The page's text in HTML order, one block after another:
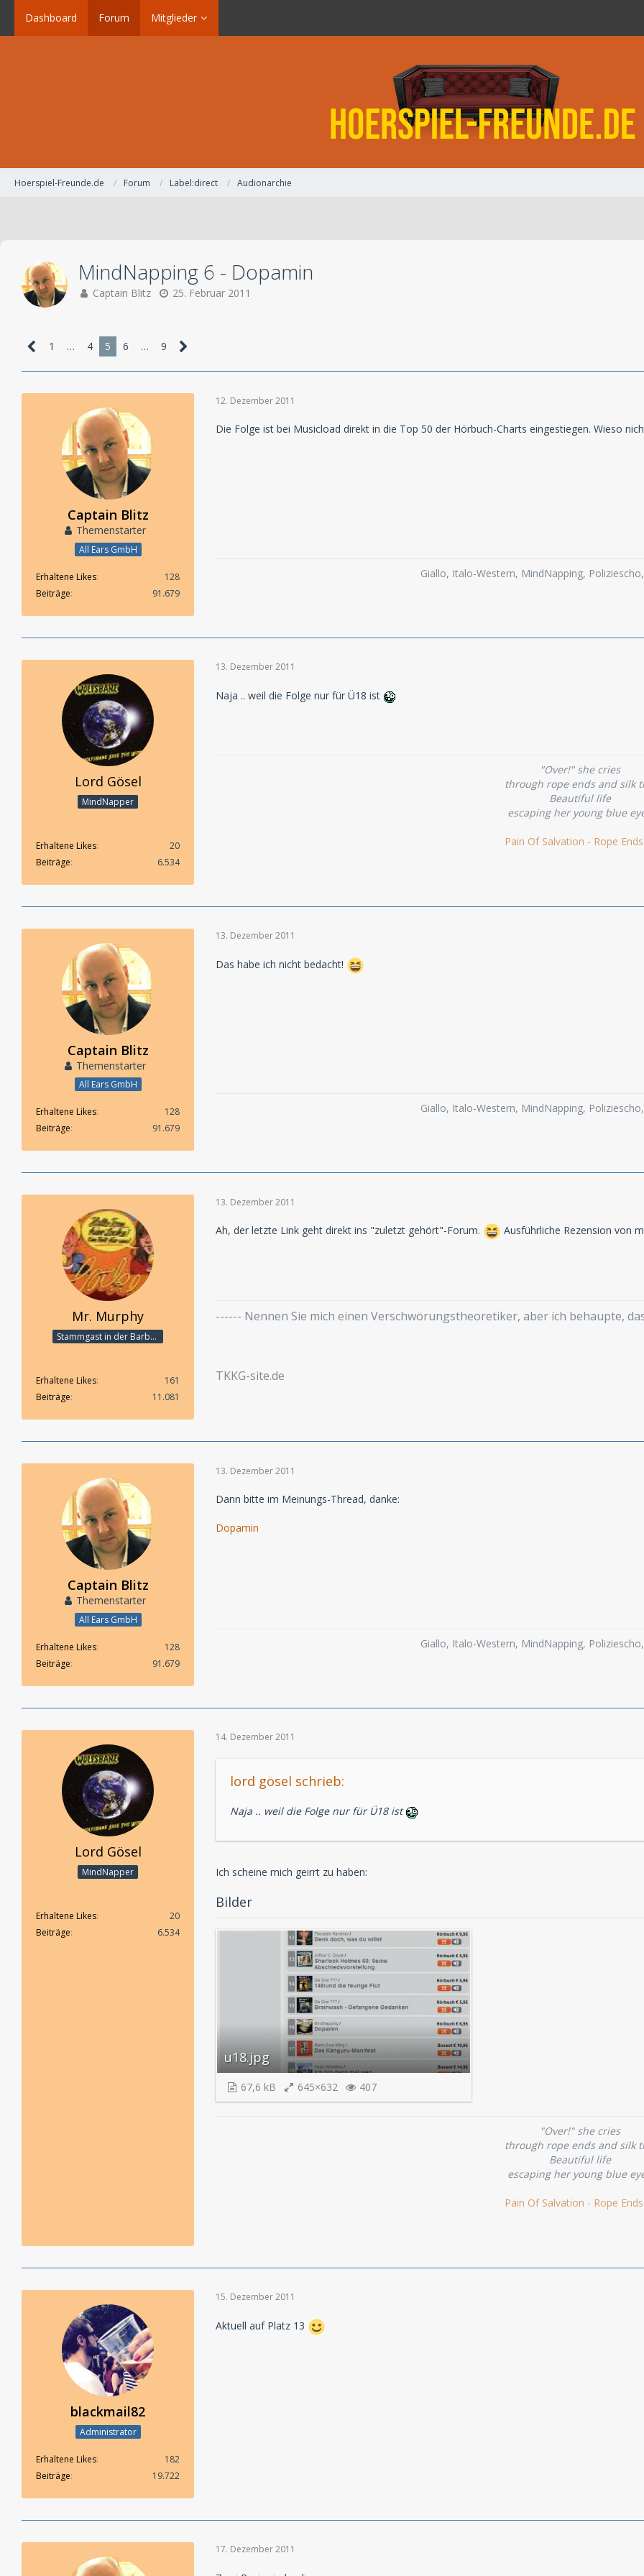
Dashboard Forum Mitglieder
Hoerspiel-Freunde.de Forum Label:direct Audionarchie
MindNapping 6 - Dopamin
Captain Blitz 25. Februar 2011
1 … 4 5 6 … 9
Captain Blitz
Themenstarter
All Ears GmbH
Erhaltene Likes
128
Beiträge
91.679
12. Dezember 2011
Die Folge ist bei Musicload direkt in die Top 50 der Hörbuch-Charts eingestiegen. Wieso
Giallo, Italo-Western, MindNapping,
Lord Gösel
MindNapper
Erhaltene Likes
20
Beiträge
6.534
13. Dezember 2011
Naja .. weil die Folge nur für Ü18 ist
"Over!" she cries
through rope ends and silk
Beautiful life
escaping her young blue
Pain Of Salvation - Rope Ends
Captain Blitz
Themenstarter
All Ears GmbH
Erhaltene Likes
128
Beiträge
91.679
13. Dezember 2011
Das habe ich nicht bedacht!
Giallo, Italo-Western, MindNapping,
Mr. Murphy
Stammgast in der Barbarabar
Erhaltene Likes
161
Beiträge
11.081
13. Dezember 2011
Ah, der letzte Link geht direkt ins "zuletzt gehört"-Forum. Ausführliche Rezension von
------ Nennen Sie mich einen Verschwörungstheoretiker, aber ich behaupte,
TKKG-site.de
Captain Blitz
Themenstarter
All Ears GmbH
Erhaltene Likes
128
Beiträge
91.679
13. Dezember 2011
Dann bitte im Meinungs-Thread, danke:
Dopamin
Giallo, Italo-Western, MindNapping,
Lord Gösel
MindNapper
Erhaltene Likes
20
Beiträge
6.534
14. Dezember 2011
lord gösel schrieb:
Naja .. weil die Folge nur für Ü18 ist
Ich scheine mich geirrt zu haben:
Bilder
u18.jpg
67,6 kB 645×632 407
"Over!" she cries
through rope ends and silk
Beautiful life
escaping her young blue
Pain Of Salvation - Rope Ends
blackmail82
Administrator
Erhaltene Likes
182
Beiträge
19.722
15. Dezember 2011
Aktuell auf Platz 13
17. Dezember 2011